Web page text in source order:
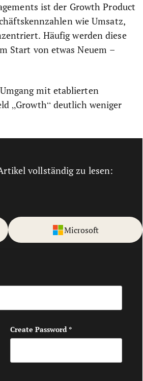
ist der Growth Product
wie Umsatz,
Häufig werden diese
Start von etwas Neuem –
mit etablierten
„Growth“ deutlich weniger
vollständig zu lesen:
Microsoft
Create Password*